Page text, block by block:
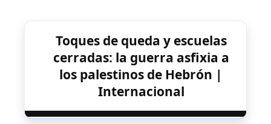
Toques de queda y escuelas
cerradas: la guerra asfixia a
los palestinos de Hebrón |
Internacional